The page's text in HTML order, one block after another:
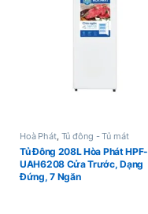
Hoà Phát, Tủ đông - Tủ mát
Tủ Đông 208L Hòa Phát HPF-
UAH6208 Cửa Trước, Dạng
Đứng, 7 Ngăn